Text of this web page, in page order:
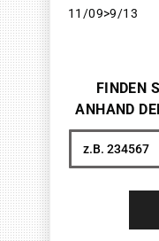
11/09>9/13
FINDEN
ANHAND
Suche